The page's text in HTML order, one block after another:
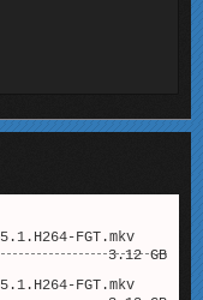
FGT.mkv
3.12 GB
FGT.mkv